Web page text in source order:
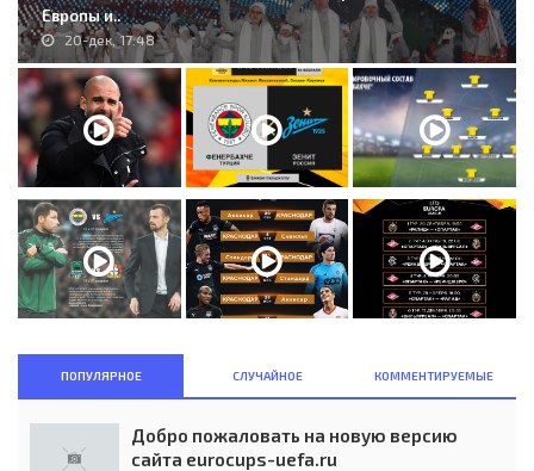
Европы и..
20-дек, 17:48
ПОПУЛЯРНОЕ СЛУЧАЙНОЕ КОММЕНТИРУЕМЫЕ
Добро пожаловать на новую версию
сайта eurocups-uefa.ru